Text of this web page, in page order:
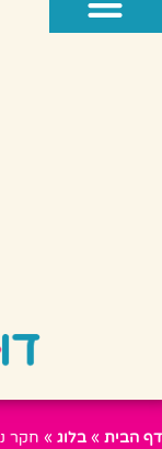
דף הבית » בלוג » חקר